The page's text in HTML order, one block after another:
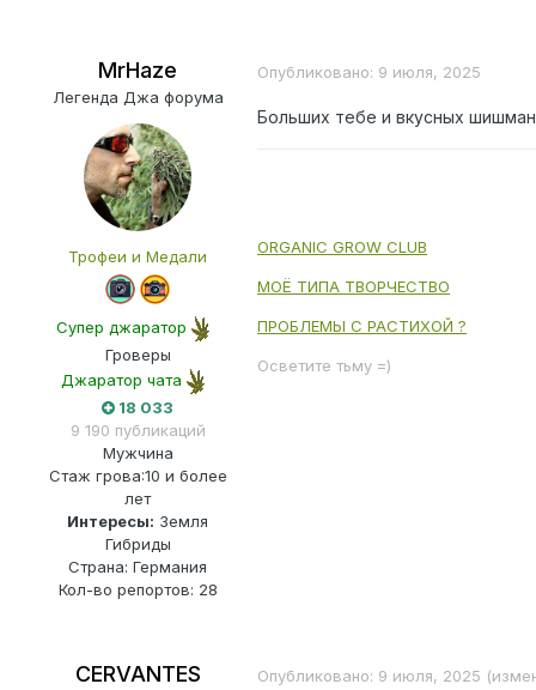
MrHaze
Легенда Джа форума
Трофеи и Медали
Супер джаратор
Гроверы
Джаратор чата
18 033
9 190 публикаций
Мужчина
Стаж грова:10 и более
лет
Интересы: Земля
Гибриды
Страна: Германия
Кол-во репортов: 28
Опубликовано: 9 июля, 2025
Больших тебе и вкусных
ORGANIC GROW CLUB
МОЁ ТИПА ТВОРЧЕСТВО
ПРОБЛЕМЫ С РАСТИХОЙ ?
Осветите тьму =)
CERVANTES Опубликовано: 9 июля, 2025